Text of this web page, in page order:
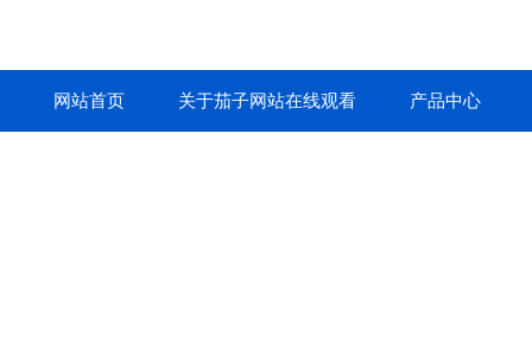
网站首页 关于茄子网站在线观看 产品中心